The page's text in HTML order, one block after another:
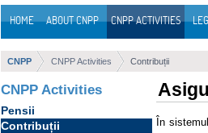
HOME ABOUT CNPP CNPP ACTIVITIES
CNPP CNPP Activities Contribuții
CNPP Activities
Pensii
Contribuții
În